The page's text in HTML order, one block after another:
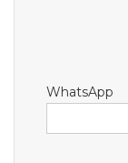
WhatsApp